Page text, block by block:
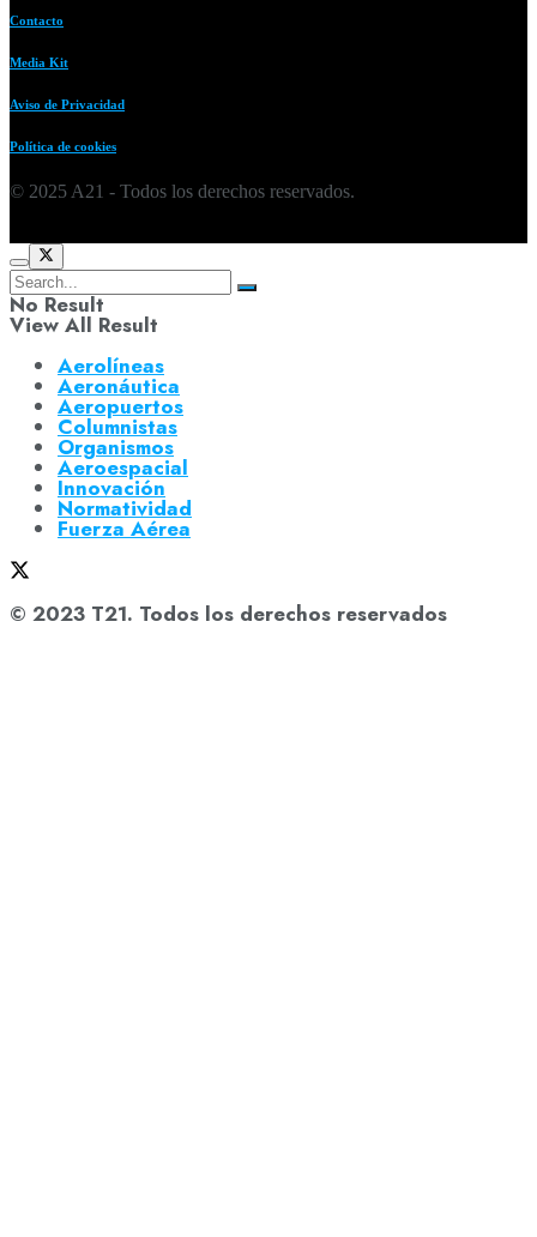
Contacto
Media Kit
Aviso de Privacidad
Política de cookies
© 2025 A21 - Todos los derechos reservados.
No Result
View All Result
Aerolíneas
Aeronáutica
Aeropuertos
Columnistas
Organismos
Aeroespacial
Innovación
Normatividad
Fuerza Aérea
© 2023 T21. Todos los derechos reservados